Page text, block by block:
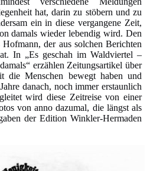
hat, darin zu stöbern und zu
ein in diese vergangene Zeit,
damals wieder lebendig wird. Den
der aus solchen Berichten
In „Es geschah im Waldviertel –
erzählen Zeitungsartikel über
die Menschen bewegt haben und
danach, noch immer erstaunlich
wird diese Zeitreise von einer
von anno dazumal, die längst als
der Edition Winkler-Hermaden